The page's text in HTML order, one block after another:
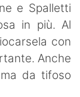
e Spalletti
in più. Al
con
Anche
da tifoso